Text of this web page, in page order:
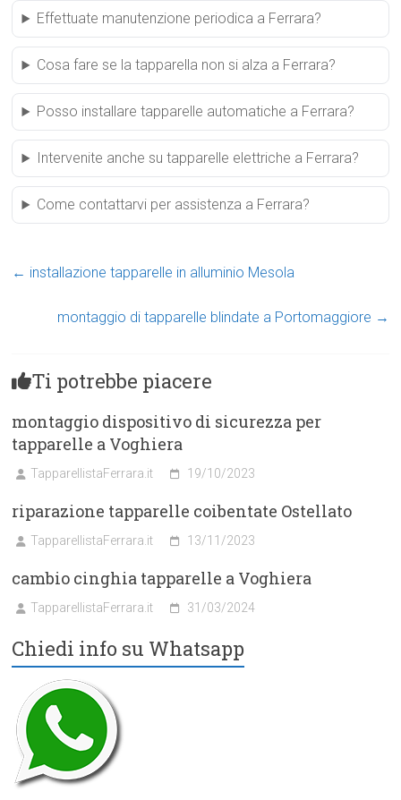
Effettuate manutenzione periodica a Ferrara?
Cosa fare se la tapparella non si alza a Ferrara?
Posso installare tapparelle automatiche a Ferrara?
Intervenite anche su tapparelle elettriche a Ferrara?
Come contattarvi per assistenza a Ferrara?
← installazione tapparelle in alluminio Mesola
montaggio di tapparelle blindate a Portomaggiore →
Ti potrebbe piacere
montaggio dispositivo di sicurezza per
tapparelle a Voghiera
TapparellistaFerrara.it 19/10/2023
riparazione tapparelle coibentate Ostellato
TapparellistaFerrara.it 13/11/2023
cambio cinghia tapparelle a Voghiera
TapparellistaFerrara.it 31/03/2024
Chiedi info su Whatsapp